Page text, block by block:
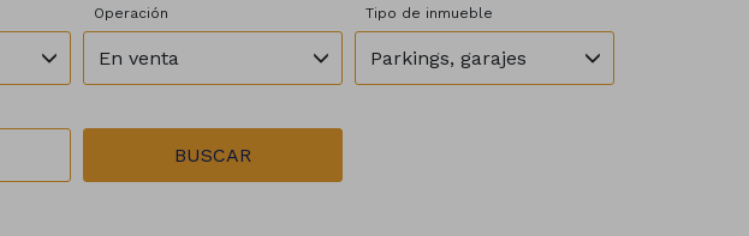
Operación
En venta
Tipo de inmueble
Parkings, garajes
BUSCAR